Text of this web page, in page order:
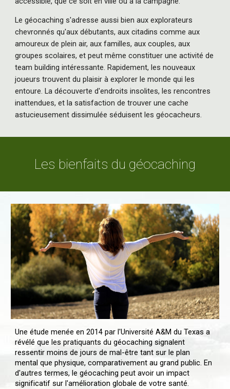
Le géocaching s'adresse aussi bien aux explorateurs
chevronnés qu'aux débutants, aux citadins comme aux
amoureux de plein air, aux familles, aux couples, aux
groupes scolaires, et peut même constituer une activité de
team building intéressante. Rapidement, les nouveaux
joueurs trouvent du plaisir à explorer le monde qui les
entoure. La découverte d'endroits insolites, les rencontres
inattendues, et la satisfaction de trouver une cache
astucieusement dissimulée séduisent les géocacheurs.
Les bienfaits du géocaching
Une étude menée en 2014 par l'Université A&M du Texas a
révélé que les pratiquants du géocaching signalent
ressentir moins de jours de mal-être tant sur le plan
mental que physique, comparativement au grand public. En
d'autres termes, le géocaching peut avoir un impact
significatif sur l'amélioration globale de votre santé.